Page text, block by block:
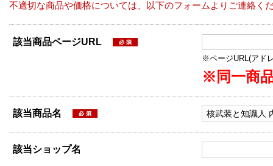
不適切な商品や価格については、以下のフォームよりご連絡く
該当商品ページURL
※ページURL(アド
※同一商
該当商品名
該当ショップ名